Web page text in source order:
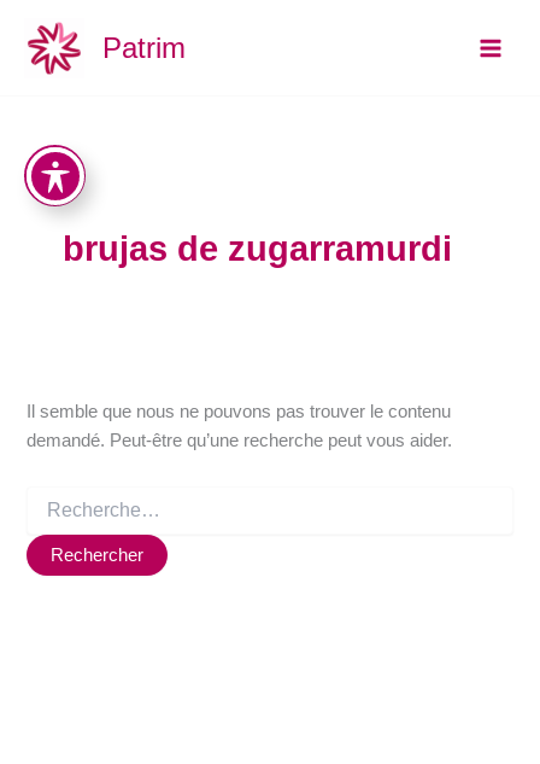
contenu
Patrim
brujas de zugarramurdi
Il semble que nous ne pouvons pas trouver le contenu
demandé. Peut-être qu’une recherche peut vous aider.